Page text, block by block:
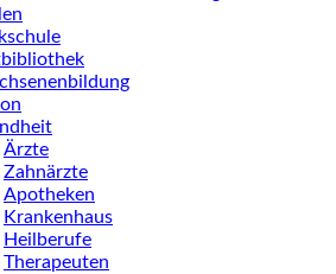
Ärzte
Zahnärzte
Apotheken
Krankenhaus
Heilberufe
Therapeuten